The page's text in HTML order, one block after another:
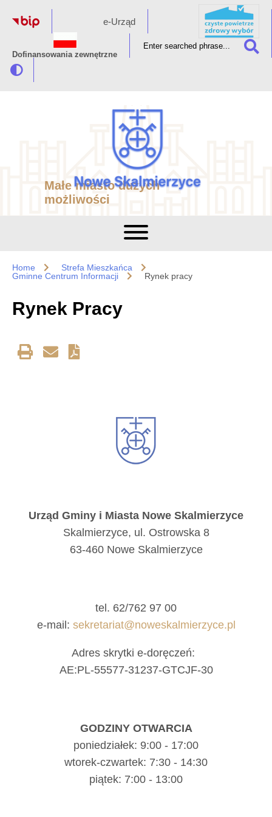
e-Urząd
Dofinansowania zewnętrzne
Małe miasto dużych
możliwości
Home
Strefa Mieszkańca
Gminne Centrum Informacji
Rynek pracy
Rynek Pracy
Urząd Gminy i Miasta Nowe Skalmierzyce
Skalmierzyce, ul. Ostrowska 8
63-460 Nowe Skalmierzyce
tel. 62/762 97 00
e-mail: sekretariat@noweskalmierzyce.pl
Adres skrytki e-doręczeń:
AE:PL-55577-31237-GTCJF-30
GODZINY OTWARCIA
poniedziałek: 9:00 - 17:00
wtorek-czwartek: 7:30 - 14:30
piątek: 7:00 - 13:00